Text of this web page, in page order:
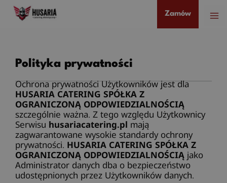
Zamów
Polityka prywatności
Ochrona prywatności Użytkowników jest dla
HUSARIA CATERING SPÓŁKA Z
OGRANICZONĄ ODPOWIEDZIALNOŚCIĄ
szczególnie ważna. Z tego względu Użytkownicy
Serwisu husariacatering.pl mają
zagwarantowane wysokie standardy ochrony
prywatności. HUSARIA CATERING SPÓŁKA Z
OGRANICZONĄ ODPOWIEDZIALNOŚCIĄ jako
Administrator danych dba o bezpieczeństwo
udostępnionych przez Użytkowników danych.